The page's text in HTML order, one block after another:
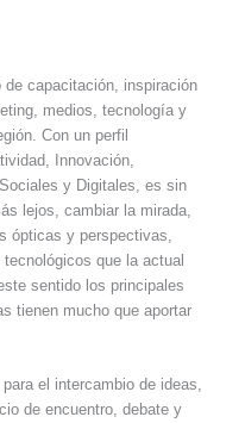
capacitación, inspiración
medios, tecnología y
Con un perfil
Innovación,
y Digitales, es sin
lejos, cambiar la mirada,
ópticas y perspectivas,
que la actual
sentido los principales
tienen mucho que aportar
el intercambio de ideas,
de encuentro, debate y